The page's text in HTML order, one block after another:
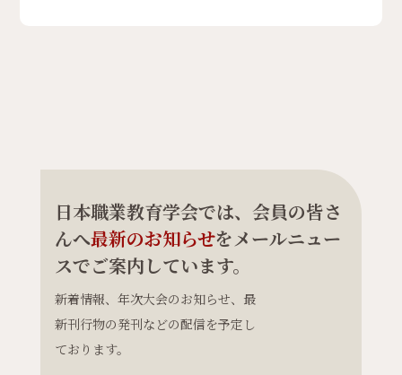
日本職業教育学会では、会員の皆さ
んへ最新のお知らせをメールニュー
スでご案内しています。
新着情報、年次大会のお知らせ、最
新刊行物の発刊などの配信を予定し
ております。